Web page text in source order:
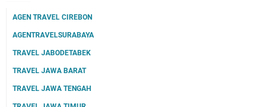
AGEN TRAVEL CIREBON
AGENTRAVELSURABAYA
TRAVEL JABODETABEK
TRAVEL JAWA BARAT
TRAVEL JAWA TENGAH